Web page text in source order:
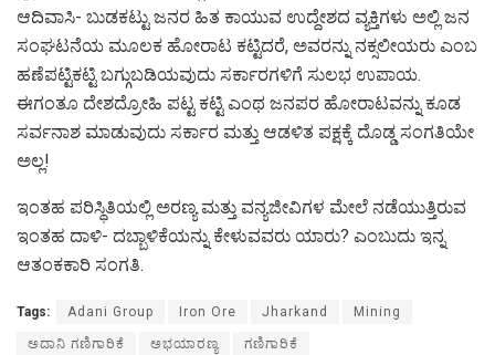
ಆದಿವಾಸಿ- ಬುಡಕಟ್ಟು ಜನರ ಹಿತ ಕಾಯುವ ಉದ್ದೇಶದ ವ್ಯಕ್ತಿಗಳು ಅಲ್ಲಿ ಜನ
ಸಂಘಟನೆಯ ಮೂಲಕ ಹೋರಾಟ ಕಟ್ಟಿದರೆ, ಅವರನ್ನು ನಕ್ಸಲೀಯರು ಎಂಬ
ಹಣೆಪಟ್ಟಿಕಟ್ಟಿ ಬಗ್ಗುಬಡಿಯವುದು ಸರ್ಕಾರಗಳಿಗೆ ಸುಲಭ ಉಪಾಯ.
ಈಗಂತೂ ದೇಶದ್ರೋಹಿ ಪಟ್ಟ ಕಟ್ಟಿ ಎಂಥ ಜನಪರ ಹೋರಾಟವನ್ನು ಕೂಡ
ಸರ್ವನಾಶ ಮಾಡುವುದು ಸರ್ಕಾರ ಮತ್ತು ಆಡಳಿತ ಪಕ್ಷಕ್ಕೆ ದೊಡ್ಡ ಸಂಗತಿಯೇ
ಅಲ್ಲ!
ಇಂತಹ ಪರಿಸ್ಥಿತಿಯಲ್ಲಿ ಅರಣ್ಯ ಮತ್ತು ವನ್ಯಜೀವಿಗಳ ಮೇಲೆ ನಡೆಯುತ್ತಿರುವ
ಇಂತಹ ದಾಳಿ- ದಬ್ಬಾಳಿಕೆಯನ್ನು ಕೇಳುವವರು ಯಾರು? ಎಂಬುದು ಇನ್ನ
ಆತಂಕಕಾರಿ ಸಂಗತಿ.
Tags: Adani Group Iron Ore Jharkand Mining
ಅದಾನಿ ಗಣಿಗಾರಿಕೆ ಅಭಯಾರಣ್ಯ ಗಣಿಗಾರಿಕೆ